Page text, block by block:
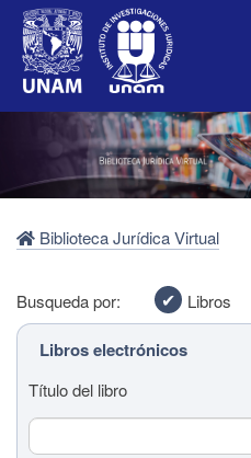
Biblioteca Jurídica Virtual
Busqueda por: Libros
Libros electrónicos
Título del libro